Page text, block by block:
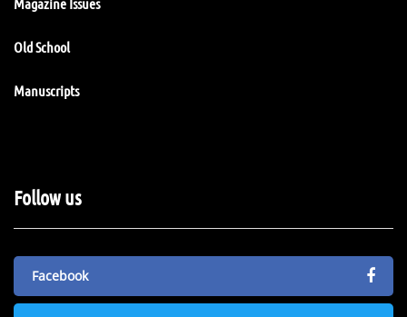
Old School
Manuscripts
Follow us
Facebook